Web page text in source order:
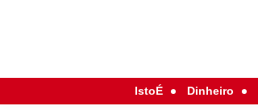
IstoÉ Dinheiro